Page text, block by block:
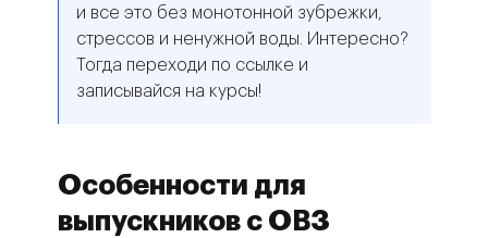
и все это без монотонной зубрежки,
стрессов и ненужной воды. Интересно?
Тогда переходи по ссылке и
записывайся на курсы!
Особенности для
выпускников с ОВЗ